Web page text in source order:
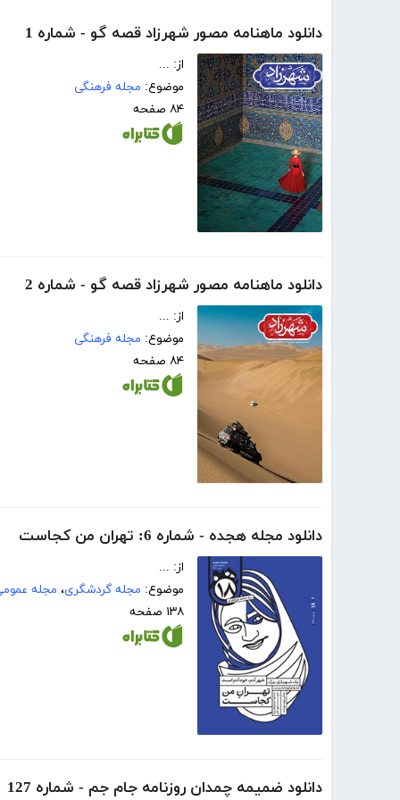
دانلود ماهنامه مصور شهرزاد قصه گو - شماره 1
از: ...
موضوع: مجله فرهنگی
۸۴ صفحه
دانلود ماهنامه مصور شهرزاد قصه گو - شماره 2
از: ...
موضوع: مجله فرهنگی
۸۴ صفحه
دانلود مجله هجده - شماره 6: تهران من کجاست
از: ...
موضوع: مجله گردشگری، مجله
۱۳۸ صفحه
دانلود ضمیمه چمدان روزنامه جام جم - شماره 127